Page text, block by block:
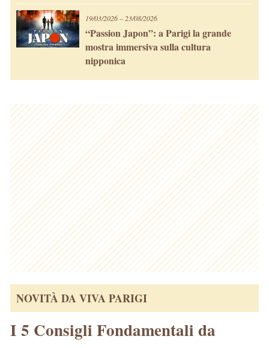
19/03/2026 – 23/08/2026
“Passion Japon”: a Parigi la grande
mostra immersiva sulla cultura
nipponica
NOVITÀ DA VIVA PARIGI
I 5 Consigli Fondamentali da